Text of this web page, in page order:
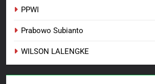
PPWI
Prabowo Subianto
WILSON LALENGKE